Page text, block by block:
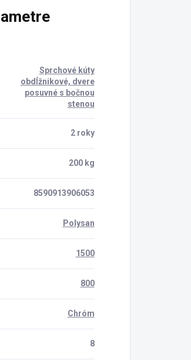
Sprchové kúty
obdĺžnikové, dvere
posuvné s bočnou
stenou
2 roky
200 kg
8590913906053
Polysan
1500
800
Chróm
8